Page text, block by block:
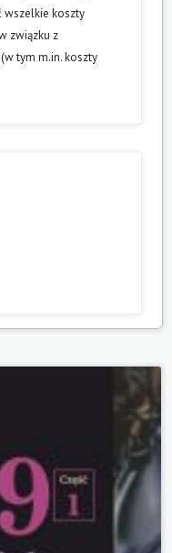
wszelkie koszty
związku z
tym m.in. koszty